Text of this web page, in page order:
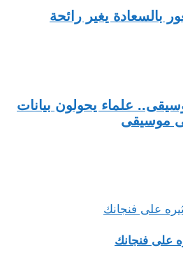
بالسعادة يغير رائحة
علماء يحولون بيانات
موسيقى
على فنجانك